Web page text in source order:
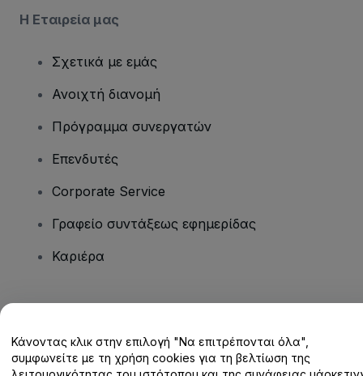
Η Εταιρεία μας
Σχετικά με εμάς
Ανοιχτή διανομή
Πρόγραμμα συνεργατών
Επενδυτές
Corporate Service
Γραφείο συντάξεως εφημερίδας
Καριέρα
Κέντρο βοήθειας / Επικοινωνήστε μαζί μας
Κάνοντας κλικ στην επιλογή "Να επιτρέπονται όλα",
συμφωνείτε με τη χρήση cookies για τη βελτίωση της